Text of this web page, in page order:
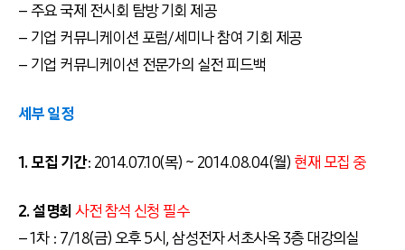
– 주요 국제 전시회 탐방 기회 제공
– 기업 커뮤니케이션 포럼/세미나 참여 기회 제공
– 기업 커뮤니케이션 전문가의 실전 피드백
세부 일정
1. 모집 기간: 2014.07.10(목) ~ 2014.08.04(월) 현재 모집 중
2. 설명회사전 참석 신청 필수
– 1차 : 7/18(금) 오후 5시, 삼성전자 서초사옥 3층 대강의실